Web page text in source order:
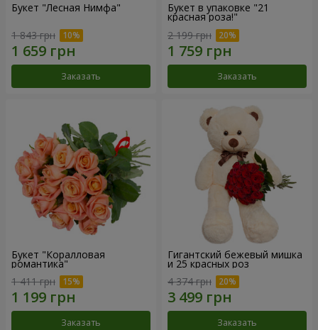
Букет "Лесная Нимфа"
1 843 грн
Заказать
Букет в упаковке "21
красная роза!"
2 199 грн
Заказать
Букет "Коралловая
романтика"
1 411 грн
Заказать
Гигантский бежевый мишка
и 25 красных роз
4 374 грн
Заказать